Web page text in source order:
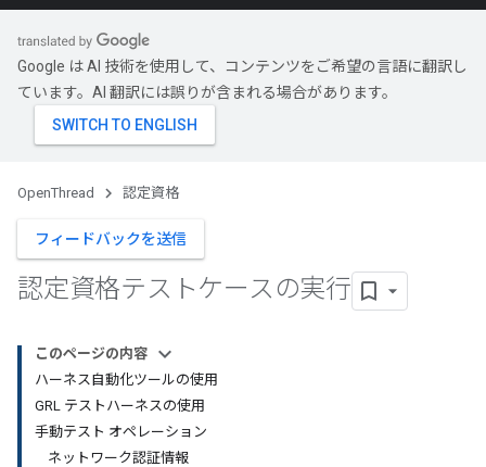
Google は AI 技術を使用して、コンテンツをご希望の言語に翻訳し
ています。AI 翻訳には誤りが含まれる場合があります。
OpenThread 認定資格
フィードバックを送信
認定資格テストケースの実行
このページの内容
ハーネス自動化ツールの使用
GRL テストハーネスの使用
手動テスト オペレーション
ネットワーク認証情報